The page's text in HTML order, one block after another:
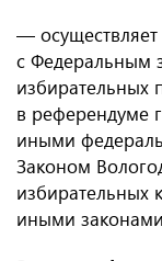
—
с Федеральным
избирательных
в референдуме
иными
Законом
избирательных
иными